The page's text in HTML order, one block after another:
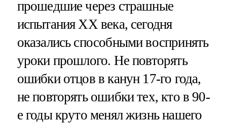
прошедшие через страшные
испытания XX века, сегодня
оказались способными воспринять
уроки прошлого. Не повторять
ошибки отцов в канун 17-го года,
не повторять ошибки тех, кто в 90-
е годы круто менял жизнь нашего